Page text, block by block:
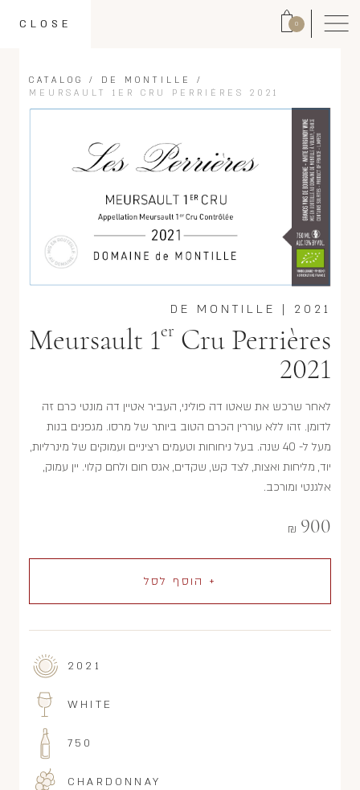
0
CLOSE
CATALOG / DE MONTILLE
/
MEURSAULT 1ER CRU PERRIÈRES 2021
2021
DE MONTILLE
Meursault 1er Cru Perrières
2021
לאחר שרכש את שאטו דה פוליני, העביר אטיין דה מונטי כרם זה
לדומן. זהו ללא עוררין הכרם הטוב ביותר של מרסו. מגפנים בנות
מעל ל- 40 שנה. בעל ניחוחות וטעמים רציניים ועמוקים של מינרליות,
יוד, מליחות ואצות, לצד קש, שקדים, אגס חום ולחם קלוי. יין עמוק,
אלגנטי ומורכב.
900
₪
+ הוסף לסל
2021
WHITE
750
CHARDONNAY